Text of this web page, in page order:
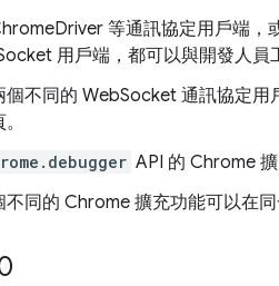
等通訊協定用戶端
用戶端，都可以與開發人員
個不同的 WebSocket 通訊協定用
API 的 Chrome
不同的 Chrome 擴充功能可以在